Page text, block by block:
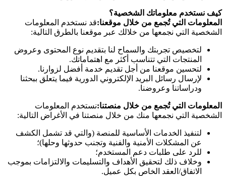
كيف نستخدم معلوماتك الشخصية؟
المعلومات التي تُجمع من خلال موقعنا:قد نستخدم المعلومات
الشخصية التي نجمعها من خلالك عبر موقعنا بالطرق التالية:
لتخصيص تجربتك والسماح لنا بتقديم نوع المحتوى وعروض
المنتجات التي تتناسب أكثر مع اهتماماتك.
لتحسين موقعنا من أجل تقديم خدمة أفضل لزوارنا.
لإرسال رسائل البريد الإلكتروني الدورية فيما يتعلق ببحثنا
ودراساتنا وعروضنا.
المعلومات التي تُجمع من خلال منصتنا:نستخدم المعلومات
الشخصية التي نجمعها منك من خلال منصتنا في الأغراض التالية:
لتنفيذ الخدمات الأساسية للمنصة (والتي قد تشمل الكشف
عن المشكلات الأمنية والفنية وتجنب حدوثها وحلها)؛
للرد على طلبات دعم المستخدم؛
وخلاف ذلك لتحقيق الأهداف والتسليمات والالتزامات بموجب
الاتفاق/العقد الخاص بكل عميل.